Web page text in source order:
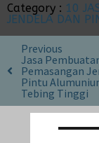
Category : 10
JENDELA DAN
Previous
Jasa
Pemasangan
Pintu
Tebing Tinggi